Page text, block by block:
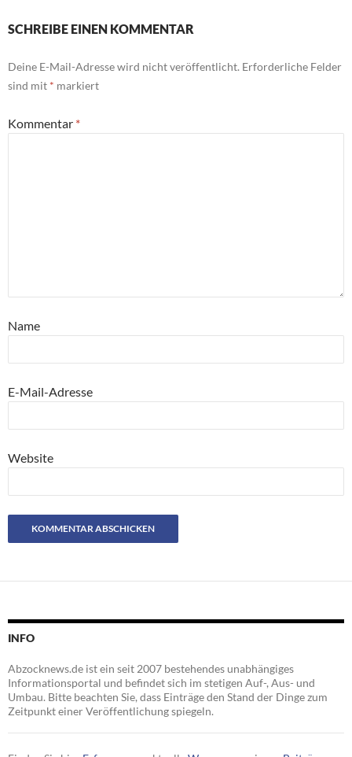
SCHREIBE EINEN KOMMENTAR
Deine E-Mail-Adresse wird nicht veröffentlicht. Erforderliche Felder
sind mit * markiert
Kommentar *
Name
E-Mail-Adresse
Website
INFO
Abzocknews.de ist ein seit 2007 bestehendes unabhängiges
Informationsportal und befindet sich im stetigen Auf-, Aus- und
Umbau. Bitte beachten Sie, dass Einträge den Stand der Dinge zum
Zeitpunkt einer Veröffentlichung spiegeln.